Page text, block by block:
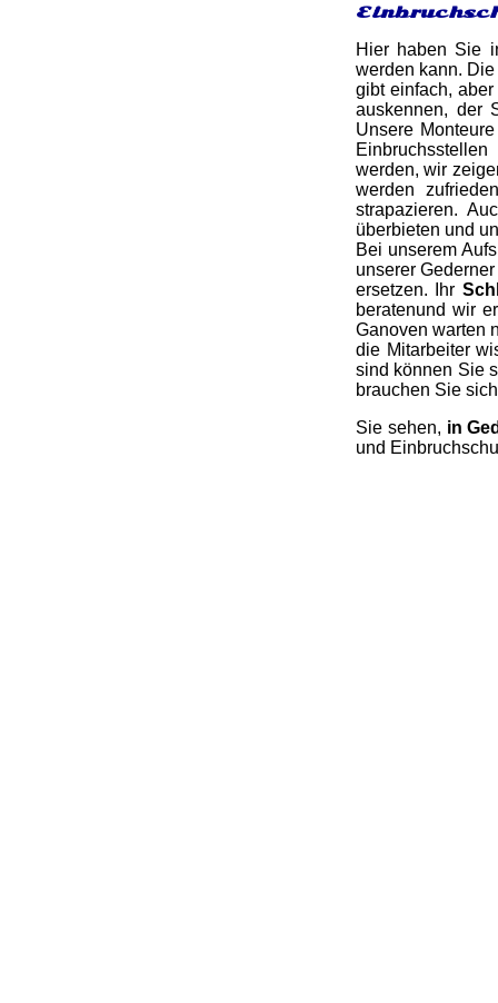
Hier haben Sie
werden kann.
gibt einfach,
auskennen, der
Unsere
werden, wir
werden
strapazieren.
überbieten und
Bei unserem
unserer
ersetzen. Ihr
beratenund wir
Ganoven warten
die Mitarbeiter
sind können Sie
brauchen Sie
Sie sehen, in
und